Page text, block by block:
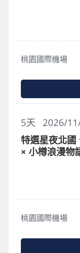
桃園國際機場
2026/
5天
特選星夜北國
× 小樽浪漫物
桃園國際機場